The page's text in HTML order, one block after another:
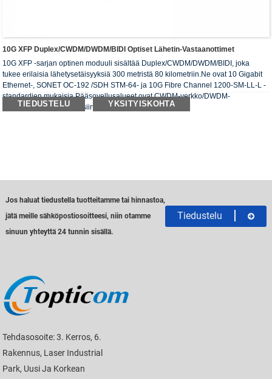
10G XFP Duplex/CWDM/DWDM/BIDI Optiset Lähetin-Vastaanottimet
10G XFP -sarjan optinen moduuli sisältää Duplex/CWDM/DWDM/BIDI, joka
tukee erilaisia ​​lähetysetäisyyksiä 300 metristä 80 kilometriin.Ne ovat 10 Gigabit
Ethernet-, SONET OC-192 /SDH STM-64- ja 10G Fibre Channel 1200-SM-LL-L -
standardien mukaisia.Pääsovellusalueet ovat CWDM-verkko/DWDM-
verkko/SDH/SONET/FC-siirto ja muut ympäristöt.
TIEDUSTELU YKSITYISKOHTA
Jos haluat tiedustella tuotteitamme tai hinnastoa,
jätä meille sähköpostiosoitteesi, niin otamme
sinuun yhteyttä 24 tunnin sisällä.
Tiedustelu
Tehdasosoite: 3. Kerros, 6.
Rakennus, Laser Industrial
Park, Uusi Ja Korkean